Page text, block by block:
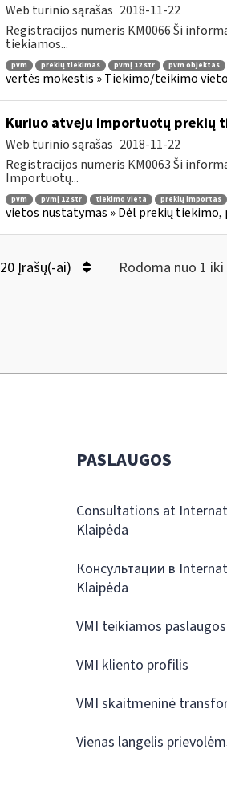
Web turinio sąrašas 2018-11-22
Registracijos numeris KM0066 Ši
tiekiamos...
pvm prekių tiekimas pvmį 12 str pvm objektas
vertės mokestis » Tiekimo/teikimo
Kuriuo atveju importuotų prekių
Web turinio sąrašas 2018-11-22
Registracijos numeris KM0063 Ši
Importuotų...
pvm pvmį 12 str tiekimo vieta prekių importas
vietos nustatymas » Dėl prekių tiekimo,
20 Įrašų(-ai) Rodoma nuo 1 iki
PASLAUGOS
Consultations at
Klaipėda
Консультации в
Klaipėda
VMI teikiamos paslaugos
VMI kliento profilis
VMI skaitmeninė
Vienas langelis